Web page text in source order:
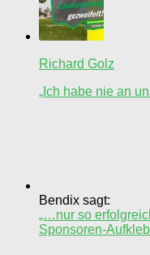
Richard Golz
„Ich habe nie an
Bendix sagt:
„…nur so
Sponsoren-